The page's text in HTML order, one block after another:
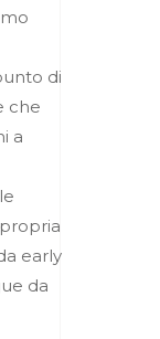
di
che
a
early
da